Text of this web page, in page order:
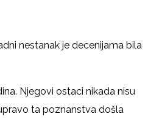
nestanak je decenijama bila
Njegovi ostaci nikada nisu
ta poznanstva došla